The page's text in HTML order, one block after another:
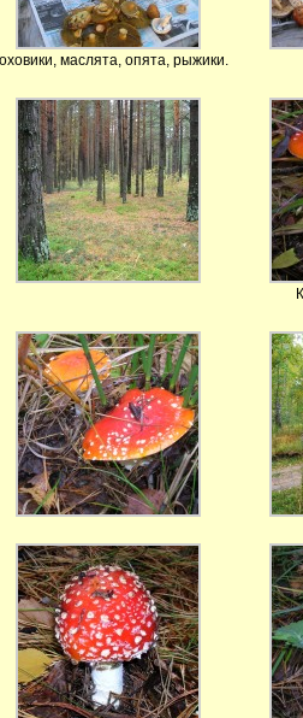
маслята, опята, рыжики.